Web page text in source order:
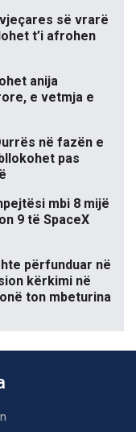
së vrarë
t’i afrohen
anija
e vetmja e
në fazën e
pas
mbi 8 mijë
9 të SpaceX
përfunduar në
kërkimi në
ton mbeturina